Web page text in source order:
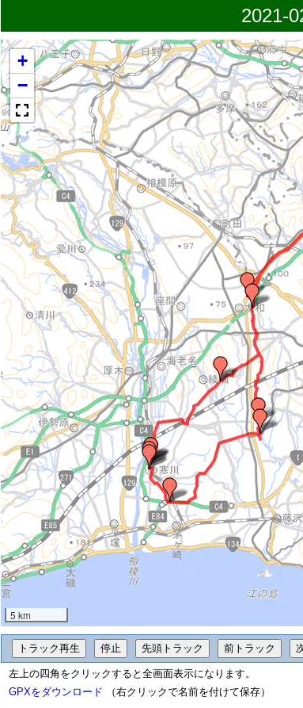
2021-
+
−
5 km
左上の四角をクリックすると全画面表示になります。
GPXをダウンロード （右クリックで名前を付けて保存）